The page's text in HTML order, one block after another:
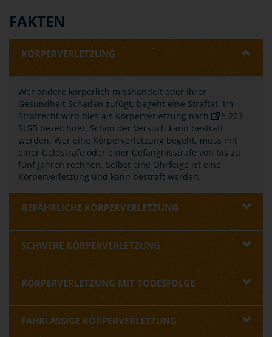
FAKTEN
KÖRPERVERLETZUNG
Wer andere körperlich misshandelt oder ihrer
Gesundheit Schaden zufügt, begeht eine Straftat. Im
Strafrecht wird dies als Körperverletzung nach
§ 223
StGB bezeichnet. Schon der Versuch kann bestraft
werden. Wer eine Körperverletzung begeht, muss mit
einer Geldstrafe oder einer Gefängnisstrafe von bis zu
fünf Jahren rechnen. Selbst eine Ohrfeige ist eine
Körperverletzung und kann bestraft werden.
GEFÄHRLICHE KÖRPERVERLETZUNG
SCHWERE KÖRPERVERLETZUNG
KÖRPERVERLETZUNG MIT TODESFOLGE
FAHRLÄSSIGE KÖRPERVERLETZUNG